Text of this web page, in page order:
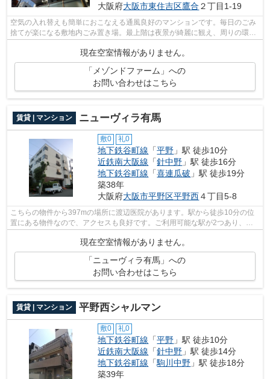
大阪府大阪市東住吉区鷹合 ２丁目1-19
空気の入れ替えも簡単におこなえる通風良好のマンションです。毎日のごみ
捨てが楽になる敷地内ごみ置き場。最上階は夜景が綺麗に観え、周りの環境
現在空室情報がありません。
「メゾンドファーム」への
お問い合わせはこちら
賃貸 | マンション ニューヴィラ有馬
敷0 礼0
地下鉄谷町線 「平野 」駅 徒歩10分
近鉄南大阪線 「針中野 」駅 徒歩16分
地下鉄谷町線 「喜連瓜破 」駅 徒歩19分
築38年
大阪府大阪市平野区平野西４丁目5-8
こちらの物件から397mの場所に渡辺医院があります。駅から徒歩10分の位
置にある物件なので、アクセスも良好です。ご利用可能な駅が2つあり、行
き先に応じて乗車駅の使い分けができます...
現在空室情報がありません。
「ニューヴィラ有馬」への
お問い合わせはこちら
賃貸 | マンション 平野西シャルマン
敷0 礼0
地下鉄谷町線 「平野 」駅 徒歩10分
近鉄南大阪線 「針中野 」駅 徒歩14分
地下鉄谷町線 「駒川中野 」駅 徒歩18分
築39年